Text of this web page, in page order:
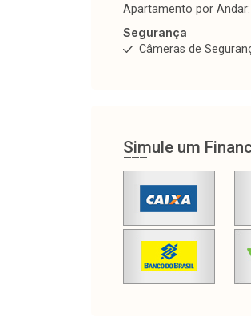
Apartamento por
Segurança
Câmeras de
Simule um